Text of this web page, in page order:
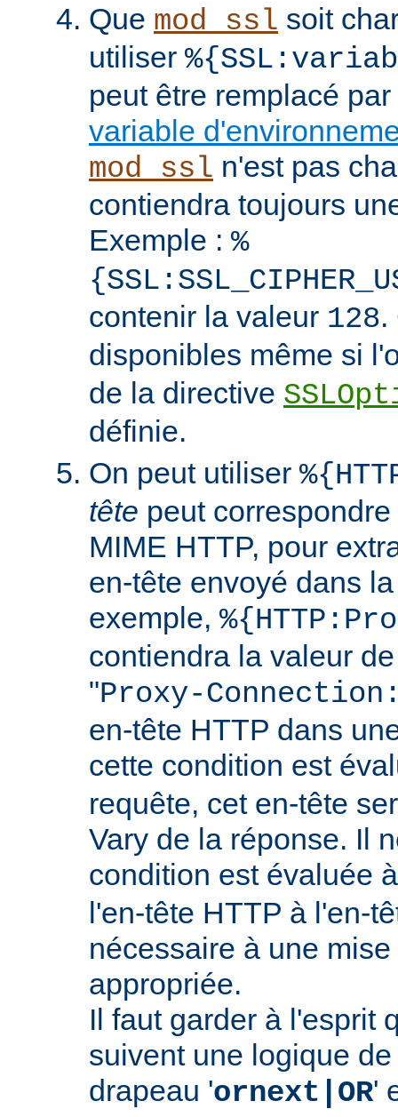
Que mod_ssl soit
utiliser
peut être remplacé
variable
mod_ssl n'est pas
contiendra toujours
Exemple : %
contenir la valeur 128.
disponibles même si
de la directive
définie.
On peut utiliser
tête peut
MIME HTTP, pour
en-tête envoyé dans
exemple,
contiendra la valeur
"Proxy-
en-tête HTTP dans
cette condition est
requête, cet en-tête
Vary de la réponse. Il
condition est évaluée
l'en-tête HTTP à l'en-
nécessaire à une
appropriée.
Il faut garder à l'esprit
suivent une logique
drapeau 'ornext|OR'